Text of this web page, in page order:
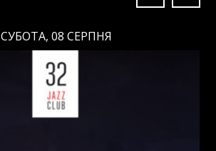
СУБОТА, 08 СЕРПНЯ